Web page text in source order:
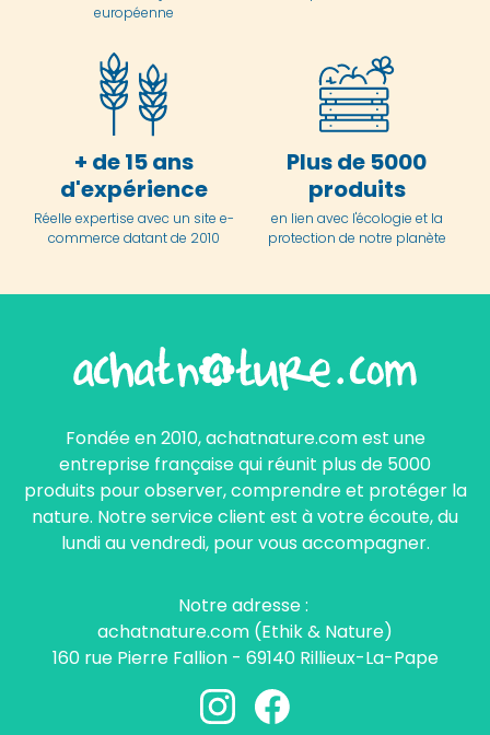
européenne
+ de 15 ans
d'expérience
Réelle expertise avec un site e-
commerce datant de 2010
Plus de 5000
produits
en lien avec l'écologie et la
protection de notre planète
Fondée en 2010, achatnature.com est une
entreprise française qui réunit plus de 5000
produits pour observer, comprendre et protéger la
nature. Notre service client est à votre écoute, du
lundi au vendredi, pour vous accompagner.
Notre adresse :
achatnature.com (Ethik & Nature)
160 rue Pierre Fallion - 69140 Rillieux-La-Pape